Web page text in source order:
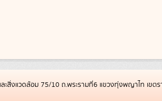
สิ่งแวดล้อม 75/10 ถ.พระรามที่6 แขวงทุ่งพญาไท เขตร